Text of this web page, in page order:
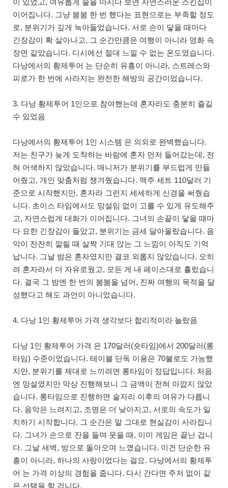
이 있었고, 여유롭게 술을 마시다 보면 자연스러운 스킨십이
이어집니다. 그냥 붐붐 한 번 했다는 표현으로는 부족할 정도
로, 분위기가 깊게 녹아들었습니다. 서로 손이 닿을 때마다
긴장감이 확 살아나고, 그 순간만큼은 여행이 아니라 영화 속
장면 같았습니다. 디시에선 절대 느낄 수 없는 온도였습니다.
다낭에서의 황제투어 는 단순히 유흥이 아니라, 스트레스와
피로가 한 번에 사라지는 완전한 해방의 공간이었습니다.
3. 다낭 황제투어 1인으로 참여했는데 혼자라도 충분히 즐길
수 있었음
다낭에서의 황제투어 1인 시스템 은 의외로 완벽했습니다.
저는 친구가 늦게 도착하는 바람에 혼자 먼저 들어갔는데, 전
혀 어색하지 않았습니다. 매니저가 분위기를 부드럽게 만들
어줬고, 개인 맞춤처럼 챙겨줬습니다. 맥주 세트 110달러 기
준으로 시작했지만, 혼자라 그런지 세세하게 신경을 써줬습
니다. 초이스 타임에서도 망설임 없이 고를 수 있게 유도해주
고, 자연스럽게 대화가 이어집니다. 그녀의 손끝이 닿을 때마
다 묘한 긴장감이 돌았고, 분위기는 금세 달아올랐습니다. 음
악이 잔잔히 깔릴 때 살짝 기대 앉는 그 느낌이 아직도 기억
납니다. 그날 밤은 혼자였지만 결코 외롭지 않았습니다. 오히
려 혼자라서 더 자유로웠고, 모든 게 내 페이스대로 흘렀습니
다. 결국 그 밤엔 한 번의 붐붐을 넘어, 진짜 여행의 목적을 달
성했다고 해도 과언이 아니었습니다.
4. 다낭 1인 황제투어 가격 생각보다 합리적이라 놀랐음
다낭 1인 황제투어 가격 은 170달러(숏타임)에서 200달러(롱
타임) 수준이었습니다. 테이블 단독 이용은 70불로도 가능했
지만, 분위기를 제대로 느끼려면 롱타임이 정답입니다. 처음
엔 망설였지만 막상 진행해보니 그 금액이 전혀 아깝지 않았
습니다. 롱타임으로 진행하면 술자리 이후의 여유가 다릅니
다. 음악은 느려지고, 조명은 더 낮아지고, 서로의 속도가 일
치하기 시작합니다. 그 순간은 말 그대로 현실감이 사라집니
다. 그녀가 손으로 잔을 들며 웃을 때, 이미 게임은 끝난 겁니
다. 그날 새벽, 방으로 돌아오며 느꼈습니다. 이건 단순한 유
흥이 아니라, 하나의 사랑이었다는 걸요. 다낭에서의 황제투
어 는 가격 이상의 경험을 줍니다. 다시 간다면 주저 없이 같
은 선택을 할 겁니다.